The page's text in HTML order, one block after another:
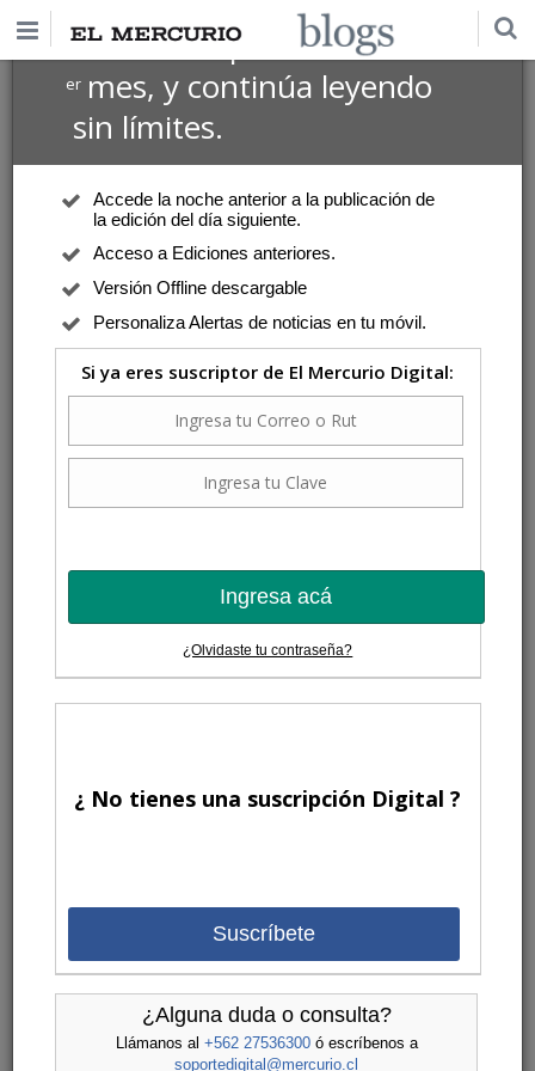
Suscríbete por $1 USD
ermes, y continúa leyendo
sin límites.
Accede la noche anterior a la publicación de
la edición del día siguiente.
Acceso a Ediciones anteriores.
Versión Offline descargable
Personaliza Alertas de noticias en tu móvil.
Si ya eres suscriptor de El Mercurio Digital:
Ingresa acá
¿Olvidaste tu contraseña?
¿ No tienes una suscripción Digital ?
Suscríbete
¿Alguna duda o consulta?
Llámanos al +562 27536300ó escríbenos a
soportedigital@mercurio.cl